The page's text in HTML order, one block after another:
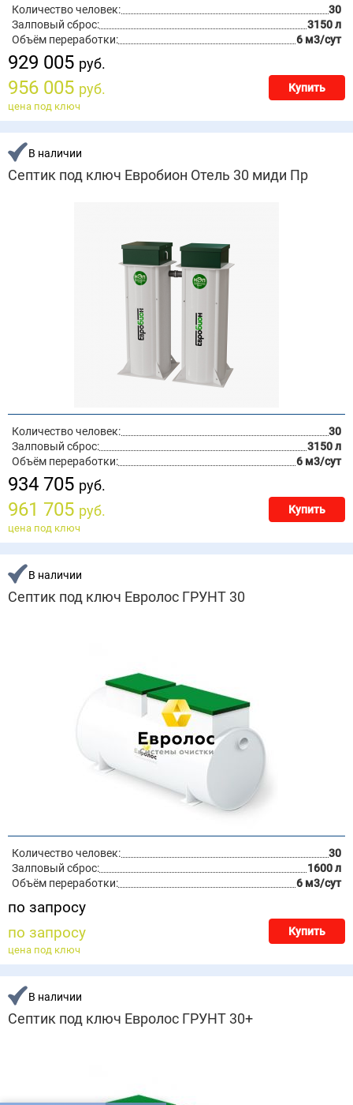
Количество человек:
30
Залповый сброс:
3150 л
Объём переработки:
6 м3/сут
929 005 руб.
956 005 руб. Купить
цена под ключ
В наличии
Септик под ключ Евробион Отель 30 миди Пр
Количество человек:
30
Залповый сброс:
3150 л
Объём переработки:
6 м3/сут
934 705 руб.
961 705 руб. Купить
цена под ключ
В наличии
Септик под ключ Евролос ГРУНТ 30
Количество человек:
30
Залповый сброс:
1600 л
Объём переработки:
6 м3/сут
по запросу
по запросу
Купить
цена под ключ
В наличии
Септик под ключ Евролос ГРУНТ 30+